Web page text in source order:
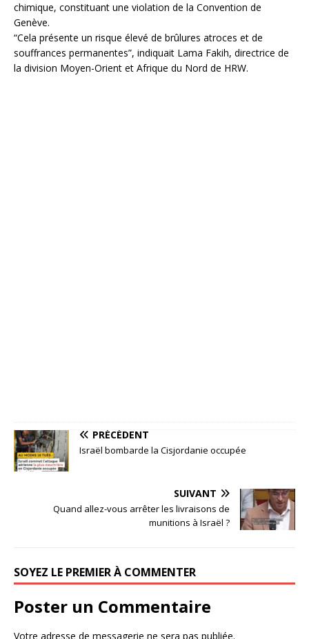
chimique, constituant une violation de la Convention de
Genève.
“Cela présente un risque élevé de brûlures atroces et de
souffrances permanentes”, indiquait Lama Fakih, directrice de
la division Moyen-Orient et Afrique du Nord de HRW.
PRÉCÉDENT
Israël bombarde la Cisjordanie occupée
SUIVANT
Quand allez-vous arrêter les livraisons de
munitions à Israël ?
SOYEZ LE PREMIER À COMMENTER
Poster un Commentaire
Votre adresse de messagerie ne sera pas publiée.